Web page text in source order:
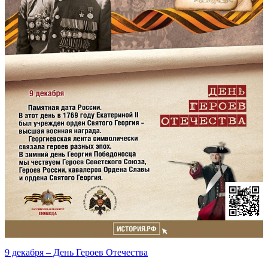
9 декабря – День Героев Отечества